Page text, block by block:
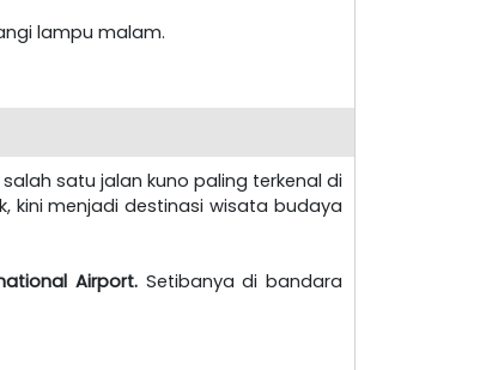
lampu malam.
salah satu jalan kuno paling terkenal di
kini menjadi destinasi wisata budaya
Airport. Setibanya di bandara